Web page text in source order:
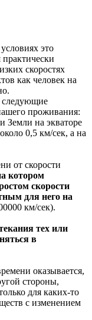
это
практически
скоростях
как человек на
следующие
проживания:
Земли на экваторе
0,5 км/сек, а на
от скорости
котором
скорости
для него на
км/сек).
тех или
в
оказывается,
стороны,
для каких-то
с изменением